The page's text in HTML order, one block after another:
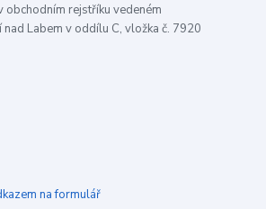
obchodním rejstříku vedeném
Labem v oddílu C, vložka č. 7920
na formulář